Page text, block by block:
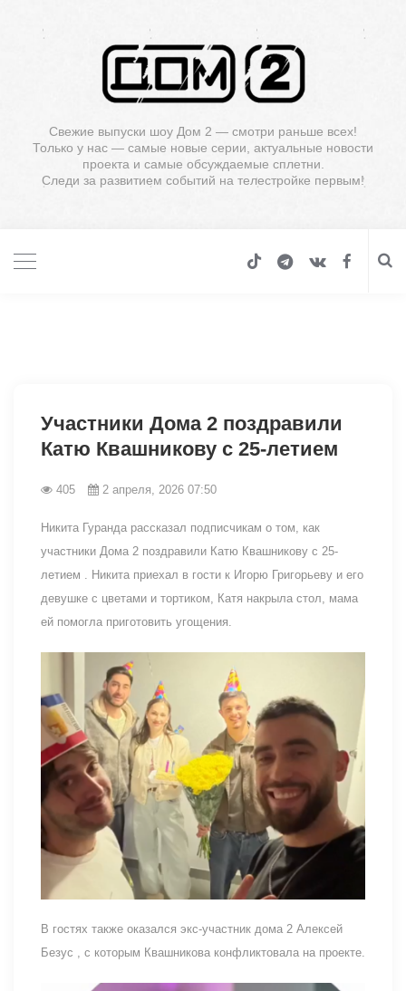
Свежие выпуски шоу Дом 2 — смотри раньше всех!
Только у нас — самые новые серии, актуальные новости
проекта и самые обсуждаемые сплетни.
Следи за развитием событий на телестройке первым!
Участники Дома 2 поздравили
Катю Квашникову с 25-летием
405 2 апреля, 2026 07:50
Никита Гуранда рассказал подписчикам о том, как
участники Дома 2 поздравили Катю Квашникову с 25-
летием . Никита приехал в гости к Игорю Григорьеву и его
девушке с цветами и тортиком, Катя накрыла стол, мама
ей помогла приготовить угощения.
В гостях также оказался экс-участник дома 2 Алексей
Безус , с которым Квашникова конфликтовала на проекте.